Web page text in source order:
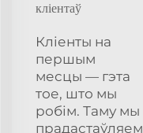
кліентаў
Кліенты на
першым
месцы — гэта
тое, што мы
робім. Таму мы
прадастаўляем